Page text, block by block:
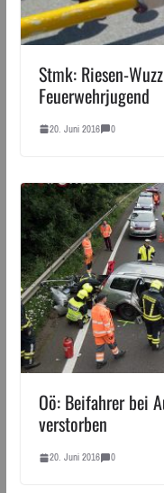
Stmk: Riesen-
Feuerwehrjugend
20. Juni 2016 0
Oö: Beifahrer bei
verstorben
20. Juni 2016 0